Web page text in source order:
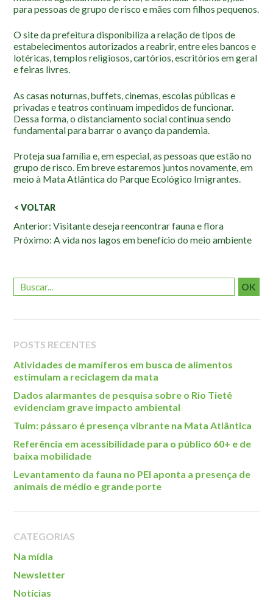
Como chegar
Assessoria de Imprensa
Localização
para pessoas de grupo de risco e mães com filhos pequenos.
O site da prefeitura disponibiliza a relação de tipos de
estabelecimentos autorizados a reabrir, entre eles bancos e
lotéricas, templos religiosos, cartórios, escritórios em geral
e feiras livres.
As casas noturnas, buffets, cinemas, escolas públicas e
privadas e teatros continuam impedidos de funcionar.
Dessa forma, o distanciamento social continua sendo
fundamental para barrar o avanço da pandemia.
Proteja sua família e, em especial, as pessoas que estão no
grupo de risco. Em breve estaremos juntos novamente, em
meio à Mata Atlântica do Parque Ecológico Imigrantes.
< VOLTAR
Veja
Anterior: Visitante deseja reencontrar fauna e flora
Próximo: A vida nos lagos em benefício do meio ambiente
OK
POSTS RECENTES
Atividades de mamíferos em busca de alimentos
estimulam a reciclagem da mata
Dados alarmantes de pesquisa sobre o Rio Tietê
evidenciam grave impacto ambiental
Tuim: pássaro é presença vibrante na Mata Atlântica
Referência em acessibilidade para o público 60+ e de
baixa mobilidade
Levantamento da fauna no PEI aponta a presença de
animais de médio e grande porte
CATEGORIAS
Na mídia
Newsletter
Notícias